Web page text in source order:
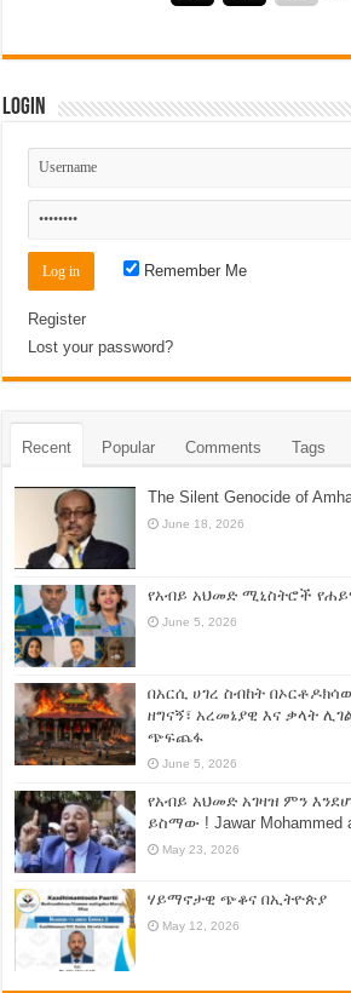
Login
Remember Me
Register
Lost your password?
Recent Popular Comments Tags
The Silent Genocide of
June 18, 2026
የአብይ አህመድ ሚኒስትሮች
June 5, 2026
በአርሲ ሀገረ ስብከት
ዘግናኝ፣ አረመኔያዊ እና ቃላት
ጭፍጨፋ
June 5, 2026
የአብይ አህመድ አገዛዝ ምን
ይስማው ! Jawar Mohammed
May 23, 2026
ሃይማኖታዊ ጭቆና በኢትዮጵያ
May 12, 2026